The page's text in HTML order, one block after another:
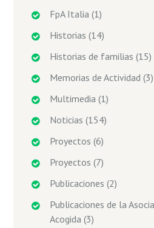
FpA Italia (1)
Historias (14)
Historias de familias (15)
Memorias de Actividad (3)
Multimedia (1)
Noticias (154)
Proyectos (6)
Proyectos (7)
Publicaciones (2)
Publicaciones de la
Acogida (3)